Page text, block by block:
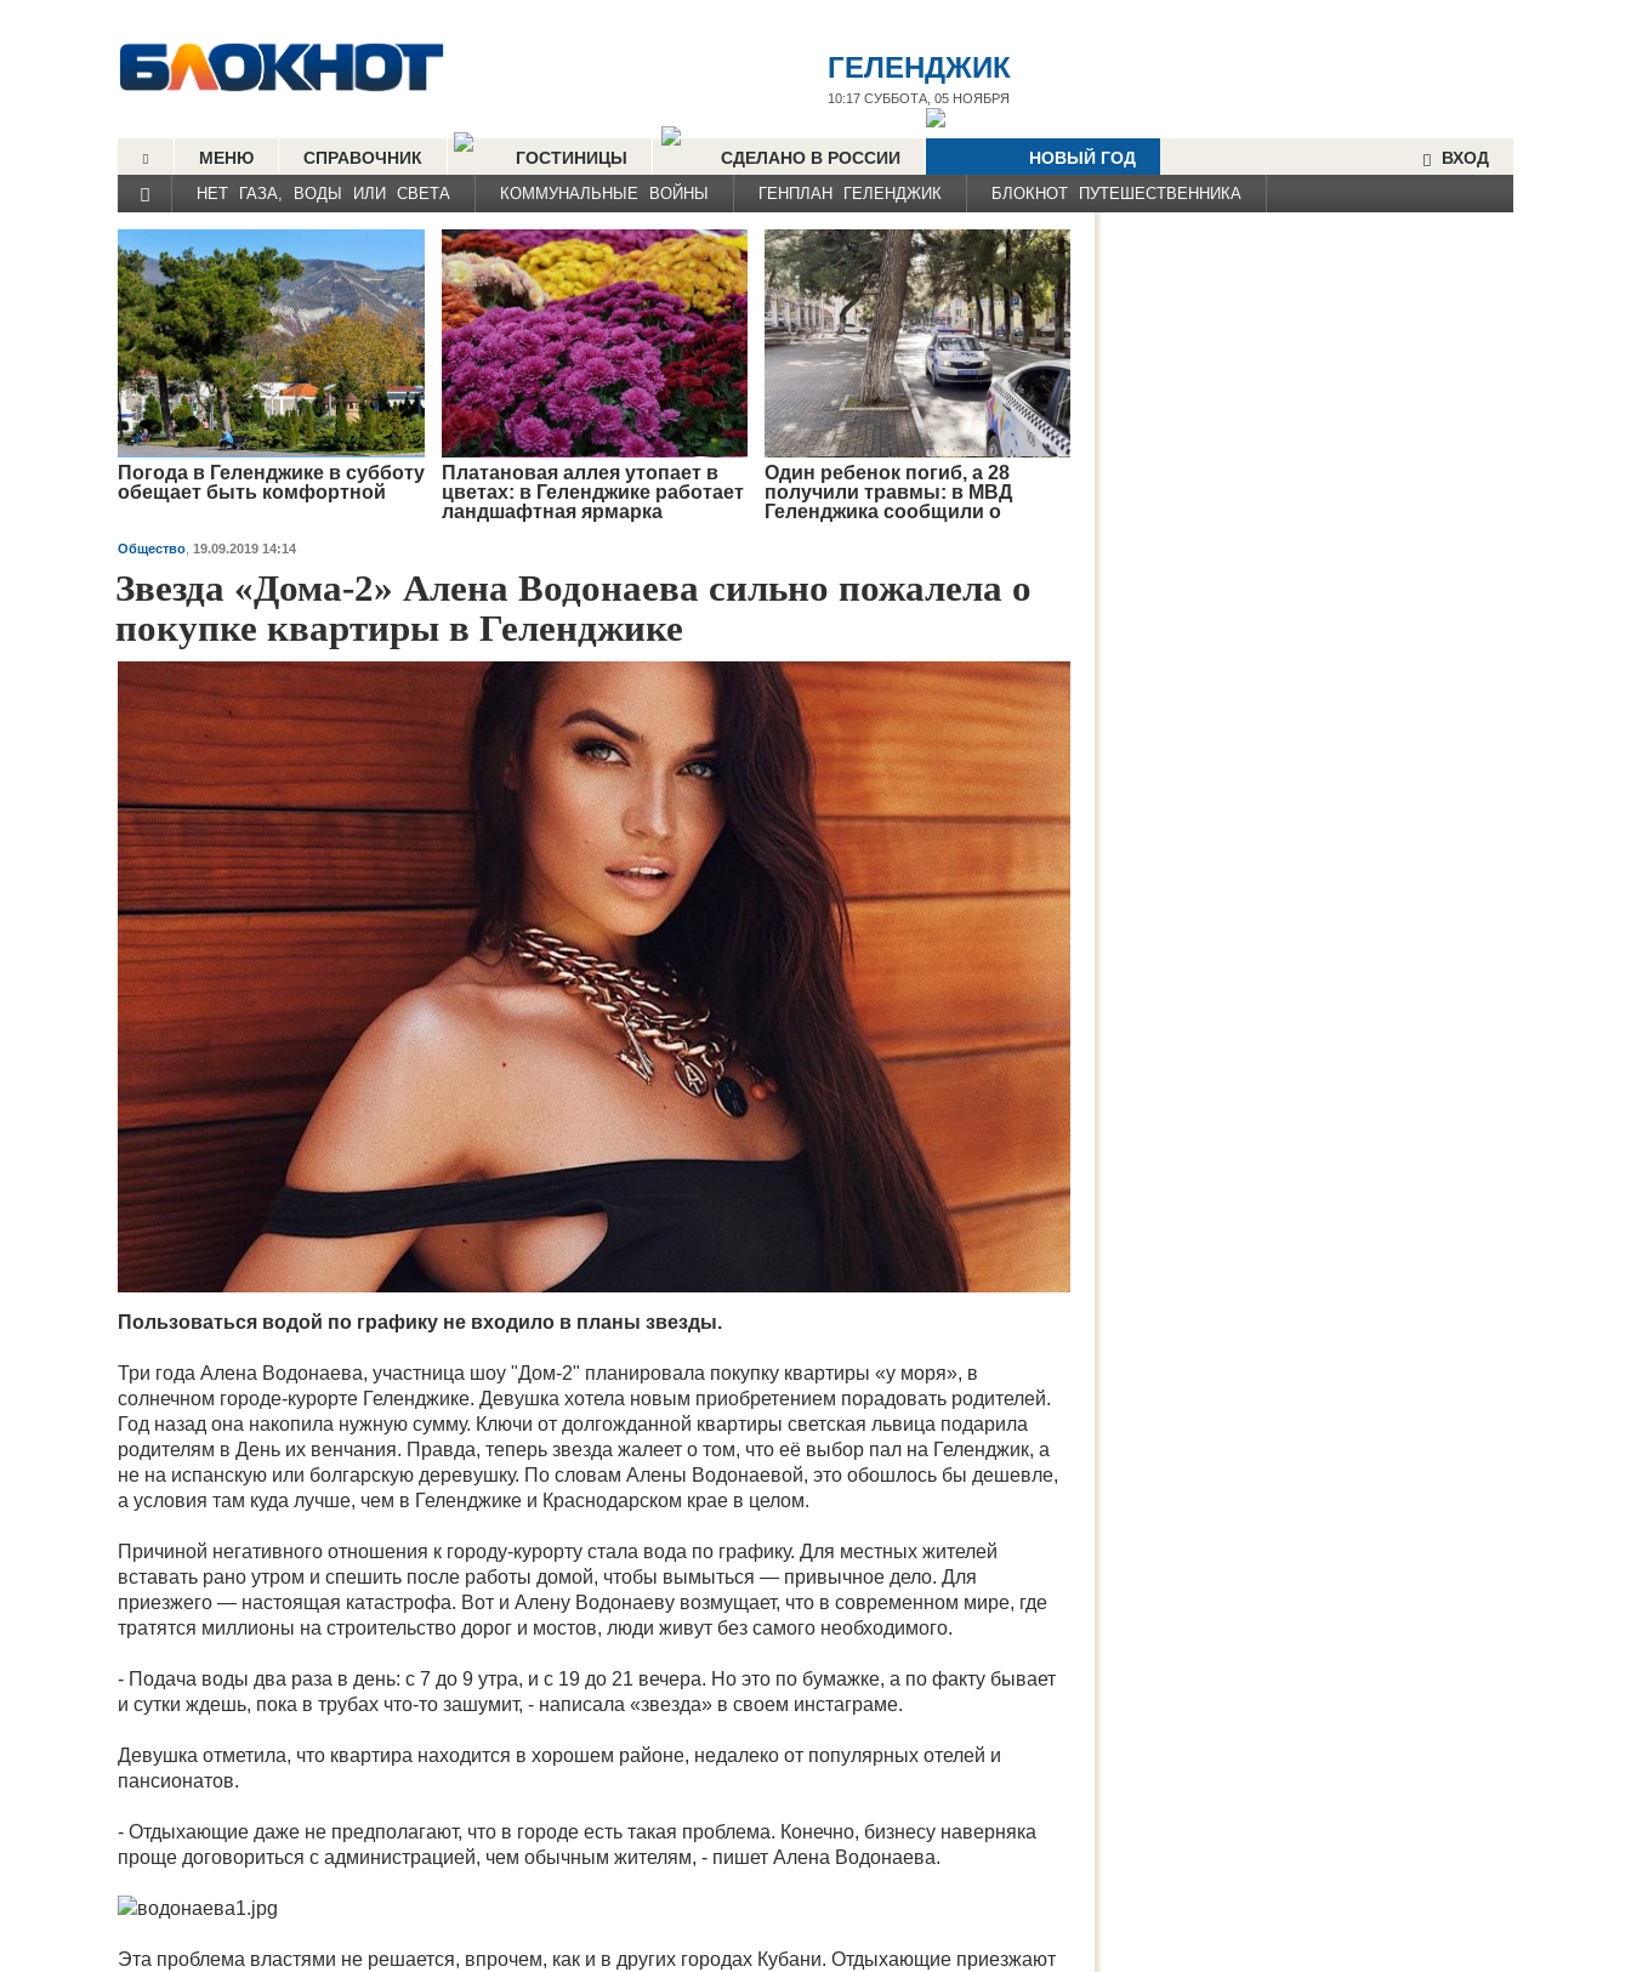
ГЕЛЕНДЖИК
10:17 СУББОТА, 05 НОЯБРЯ
МЕНЮ СПРАВОЧНИК ГОСТИНИЦЫ СДЕЛАНО В РОССИИ НОВЫЙ ГОД ВХОД
НЕТ ГАЗА, ВОДЫ ИЛИ СВЕТА КОММУНАЛЬНЫЕ ВОЙНЫ ГЕНПЛАН ГЕЛЕНДЖИК БЛОКНОТ ПУТЕШЕСТВЕННИКА
Погода в Геленджике в субботу
обещает быть комфортной
Платановая аллея утопает в
цветах: в Геленджике работает
ландшафтная ярмарка
Один ребенок погиб, а 28
получили травмы: в МВД
Геленджика сообщили о
Общество 19.09.2019 14:14
Звезда «Дома-2» Алена Водонаева сильно пожалела о
покупке квартиры в Геленджике
Пользоваться водой по графику не входило в планы звезды.
Три года Алена Водонаева, участница шоу "Дом-2" планировала покупку квартиры «у моря», в
солнечном городе-курорте Геленджике. Девушка хотела новым приобретением порадовать родителей.
Год назад она накопила нужную сумму. Ключи от долгожданной квартиры светская львица подарила
родителям в День их венчания. Правда, теперь звезда жалеет о том, что её выбор пал на Геленджик, а
не на испанскую или болгарскую деревушку. По словам Алены Водонаевой, это обошлось бы дешевле,
а условия там куда лучше, чем в Геленджике и Краснодарском крае в целом.
Причиной негативного отношения к городу-курорту стала вода по графику. Для местных жителей
вставать рано утром и спешить после работы домой, чтобы вымыться — привычное дело. Для
приезжего — настоящая катастрофа. Вот и Алену Водонаеву возмущает, что в современном мире, где
тратятся миллионы на строительство дорог и мостов, люди живут без самого необходимого.
- Подача воды два раза в день: с 7 до 9 утра, и с 19 до 21 вечера. Но это по бумажке, а по факту бывает
и сутки ждешь, пока в трубах что-то зашумит, - написала «звезда» в своем инстаграме.
Девушка отметила, что квартира находится в хорошем районе, недалеко от популярных отелей и
пансионатов.
- Отдыхающие даже не предполагают, что в городе есть такая проблема. Конечно, бизнесу наверняка
проще договориться с администрацией, чем обычным жителям, - пишет Алена Водонаева.
Эта проблема властями не решается, впрочем, как и в других городах Кубани. Отдыхающие приезжают